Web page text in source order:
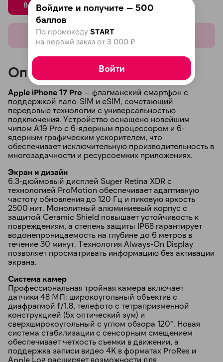
В корзину В корзину
Показать еще
Описание
Apple iPhone 17 Pro — флагманский смартфон с
поддержкой nano-SIM и eSIM, сочетающий
передовые технологии с универсальностью
подключения. Устройство оснащено новейшим
чипом A19 Pro с 6-ядерным процессором и 6-
ядерным графическим ускорителем, что
обеспечивает исключительную производительность в
многозадачности и ресурсоемких приложениях.
Экран и дизайн
6.3-дюймовый дисплей Super Retina XDR с
технологией ProMotion обеспечивает адаптивную
частоту обновления до 120 Гц и пиковую яркость
2500 нит. Монолитный алюминиевый корпус с
защитой Ceramic Shield повышает устойчивость к
повреждениям, а степень защиты IP68 гарантирует
водонепроницаемость на глубине до 6 метров в
течение 30 минут. Технология Always-On Display
позволяет просматривать информацию без активации
экрана.
Система камер
Профессиональная тройная камера включает
датчики 48 МП: широкоугольный объектив с
диафрагмой f/1.8, телефото с тетрапризменной
конструкцией (5x оптический зум) и
сверхширокоугольный с углом обзора 120°. Новая
система стабилизации с сенсорным смещением
обеспечивает четкость съемки в движении, а
поддержка записи видео 4K в форматах ProRes и
Apple Log расширяет возможности для
Войдите и получите — 500
баллов
По промокоду START
на первый заказ от 3 000 ₽
Войти